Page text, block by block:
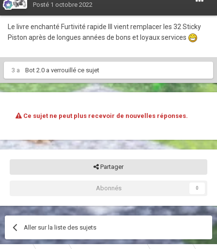
Posté 1 octobre 2022
Le livre enchanté Furtivité rapide III vient remplacer les 32 Sticky
Piston après de longues années de bons et loyaux services
3 a Bot 2.0 a verrouillé ce sujet
Ce sujet ne peut plus recevoir de nouvelles réponses.
Partager
Abonnés 0
Aller sur la liste des sujets